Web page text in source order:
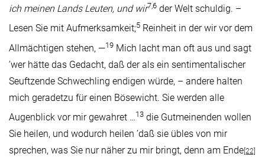
ich meinen Lands Leuten, und wir7,6 der Welt schuldig. –
Lesen Sie mit Aufmerksamkeit;5 Reinheit in der wir vor dem
Allmächtigen stehen, —19 Mich lacht man oft aus und sagt
’wer hätte das Gedacht, daß der als ein sentimentalischer
Seuftzende Schwechling endigen würde, – andere halten
mich geradetzu für einen Bösewicht. Sie werden alle
Augenblick vor mir gewahret …13 die Gutmeinenden wollen
Sie heilen, und wodurch heilen ’daß sie übles von mir
sprechen, was Sie nur näher zu mir bringt, denn am Ende [22]